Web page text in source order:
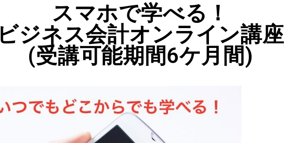
スマホで学べる！
ビジネス会計オンライン講座
(受講可能期間6ケ月間)